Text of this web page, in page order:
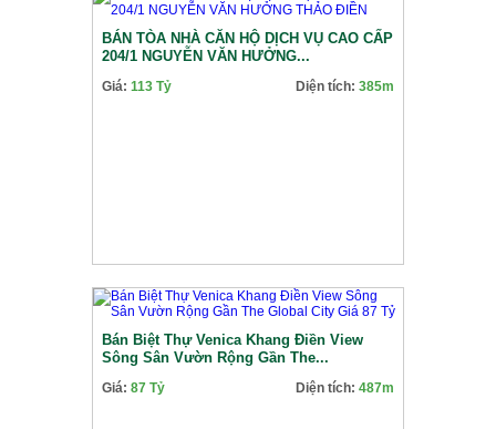
BÁN TÒA NHÀ CĂN HỘ DỊCH VỤ CAO CẤP
204/1 NGUYỄN VĂN HƯỞNG...
Giá: 113 Tỷ Diện tích: 385m
Bán Biệt Thự Venica Khang Điền View
Sông Sân Vườn Rộng Gần The...
Giá: 87 Tỷ Diện tích: 487m